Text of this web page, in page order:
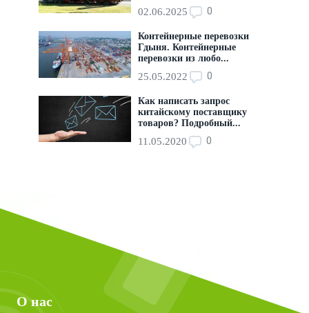
02.06.2025 0
Контейнерные перевозки
Гдыня. Контейнерные
перевозки из любо...
25.05.2022 0
Как написать запрос
китайскому поставщику
товаров? Подробный...
11.05.2020 0
О нас